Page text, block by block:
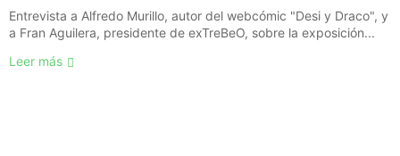
Entrevista a Alfredo Murillo, autor del webcómic "Desi y Draco", y
a Fran Aguilera, presidente de exTreBeO, sobre la exposición...
Leer más